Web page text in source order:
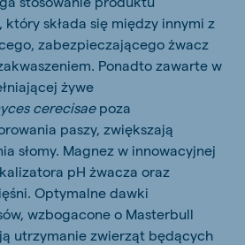
który składa się między innymi z
zabezpieczającego żwacz
Ponadto zawarte w
żywe
cerecisaepoza
paszy, zwiększają
słomy. Magnez w innowacyjnej
pH żwacza oraz
Optymalne dawki
wzbogacone o Masterbull
utrzymanie zwierząt będących